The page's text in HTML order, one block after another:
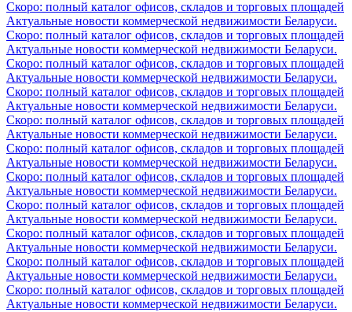
Скоро: полный каталог офисов, складов и торговых площадей
Актуальные новости коммерческой недвижимости Беларуси.
Скоро: полный каталог офисов, складов и торговых площадей
Актуальные новости коммерческой недвижимости Беларуси.
Скоро: полный каталог офисов, складов и торговых площадей
Актуальные новости коммерческой недвижимости Беларуси.
Скоро: полный каталог офисов, складов и торговых площадей
Актуальные новости коммерческой недвижимости Беларуси.
Скоро: полный каталог офисов, складов и торговых площадей
Актуальные новости коммерческой недвижимости Беларуси.
Скоро: полный каталог офисов, складов и торговых площадей
Актуальные новости коммерческой недвижимости Беларуси.
Скоро: полный каталог офисов, складов и торговых площадей
Актуальные новости коммерческой недвижимости Беларуси.
Скоро: полный каталог офисов, складов и торговых площадей
Актуальные новости коммерческой недвижимости Беларуси.
Скоро: полный каталог офисов, складов и торговых площадей
Актуальные новости коммерческой недвижимости Беларуси.
Скоро: полный каталог офисов, складов и торговых площадей
Актуальные новости коммерческой недвижимости Беларуси.
Скоро: полный каталог офисов, складов и торговых площадей
Актуальные новости коммерческой недвижимости Беларуси.